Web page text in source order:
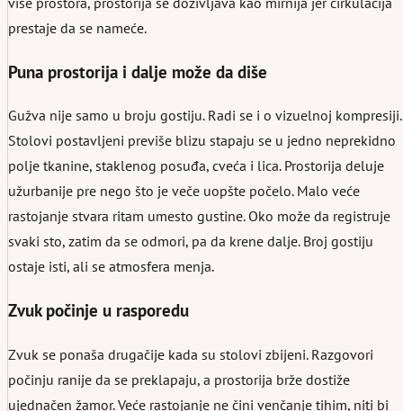
prestaje da se nameće.
Puna prostorija i dalje može da diše
Gužva nije samo u broju gostiju. Radi se i o vizuelnoj kompresiji.
Stolovi postavljeni previše blizu stapaju se u jedno neprekidno
polje tkanine, staklenog posuđa, cveća i lica. Prostorija deluje
užurbanije pre nego što je veče uopšte počelo. Malo veće
rastojanje stvara ritam umesto gustine. Oko može da registruje
svaki sto, zatim da se odmori, pa da krene dalje. Broj gostiju
ostaje isti, ali se atmosfera menja.
Zvuk počinje u rasporedu
Zvuk se ponaša drugačije kada su stolovi zbijeni. Razgovori
počinju ranije da se preklapaju, a prostorija brže dostiže
ujednačen žamor. Veće rastojanje ne čini venčanje tihim, niti bi